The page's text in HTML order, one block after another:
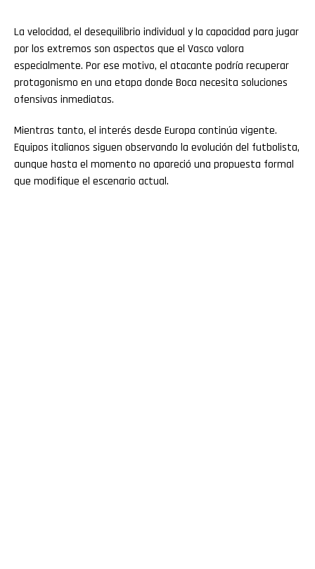
La velocidad, el desequilibrio individual y la capacidad para jugar
por los extremos son aspectos que el Vasco valora
especialmente. Por ese motivo, el atacante podría recuperar
protagonismo en una etapa donde Boca necesita soluciones
ofensivas inmediatas.
Mientras tanto, el interés desde Europa continúa vigente.
Equipos italianos siguen observando la evolución del futbolista,
aunque hasta el momento no apareció una propuesta formal
que modifique el escenario actual.